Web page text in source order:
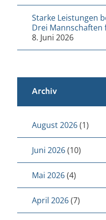
Starke Leistungen
Drei Mannschaften
8. Juni 2026
Archiv
August 2026(1)
Juni 2026(10)
Mai 2026(4)
April 2026(7)